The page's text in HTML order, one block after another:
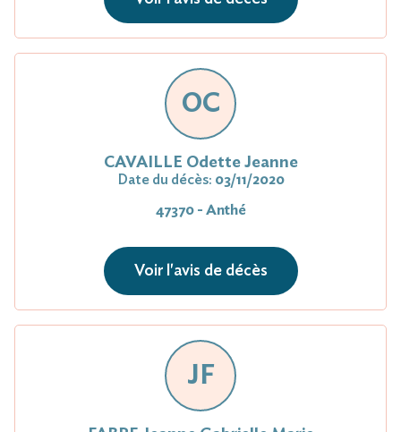
OC
CAVAILLE Odette Jeanne
Date du décès: 03/11/2020
47370 - Anthé
Voir l'avis de décès
JF